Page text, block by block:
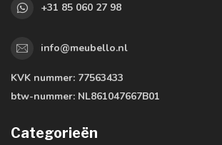
+31 85 060 27 98
info@meubello.nl
KVK nummer: 77563433
btw-nummer: NL861047667B01
Categorieën